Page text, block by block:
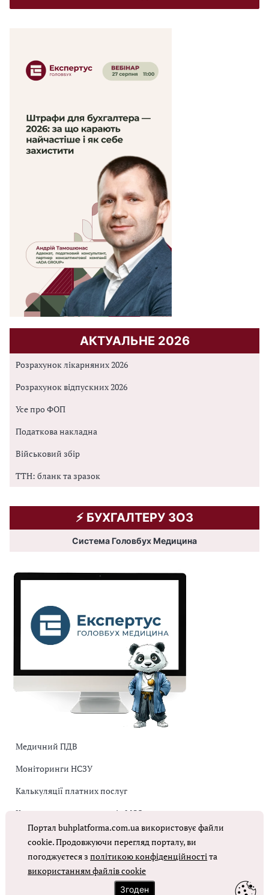
АКТУАЛЬНЕ 2026
Розрахунок лікарняних 2026
Розрахунок відпускних 2026
Усе про ФОП
Податкова накладна
Військовий збір
ТТН: бланк та зразок
⚡️ БУХГАЛТЕРУ ЗОЗ
Система Головбух Медицина
Медичний ПДВ
Моніторинги НСЗУ
Калькуляції платних послуг
Коригувальна накладна від МОЗ
Оплата праці в КНП
ОТРИМАТИ ДОСТУП
Портал buhplatforma.com.ua використовує файли
cookie. Продовжуючи перегляд порталу, ви
погоджуєтеся зполітикою конфіденційностіта
використанням файлів cookie
Згоден